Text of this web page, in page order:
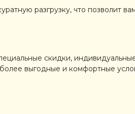
разгрузку, что позволит
скидки,
выгодные и комфортные